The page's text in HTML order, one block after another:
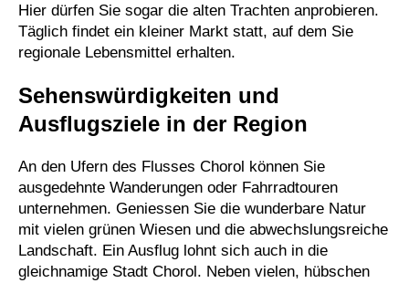
Hier dürfen Sie sogar die alten Trachten anprobieren.
Täglich findet ein kleiner Markt statt, auf dem Sie
regionale Lebensmittel erhalten.
Sehenswürdigkeiten und
Ausflugsziele in der Region
An den Ufern des Flusses Chorol können Sie
ausgedehnte Wanderungen oder Fahrradtouren
unternehmen. Geniessen Sie die wunderbare Natur
mit vielen grünen Wiesen und die abwechslungsreiche
Landschaft. Ein Ausflug lohnt sich auch in die
gleichnamige Stadt Chorol. Neben vielen, hübschen